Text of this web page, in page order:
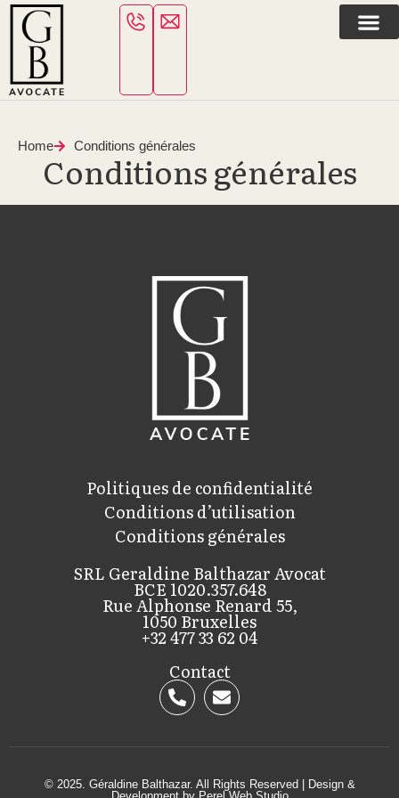
Home Conditions générales
Conditions générales
Politiques de confidentialité
Conditions d’utilisation
Conditions générales
SRL Geraldine Balthazar Avocat
BCE 1020.357.648
Rue Alphonse Renard 55,
1050 Bruxelles
+32 477 33 62 04
Contact
© 2025. Géraldine Balthazar. All Rights Reserved | Design &